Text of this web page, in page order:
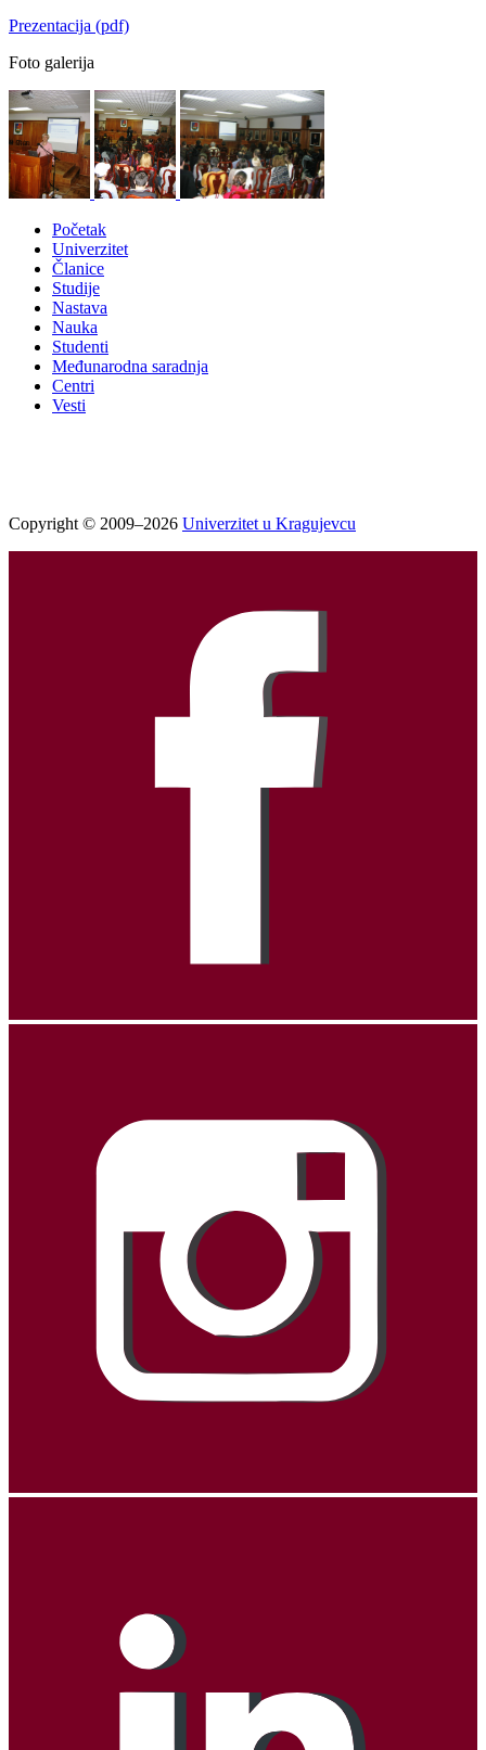
Prezentacija (pdf)
Foto galerija
Početak
Univerzitet
Članice
Studije
Nastava
Nauka
Studenti
Međunarodna saradnja
Centri
Vesti
Copyright © 2009–2026 Univerzitet u Kragujevcu